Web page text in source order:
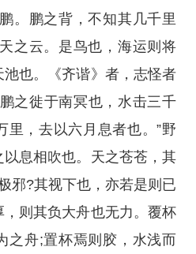
。鹏之背，不知其几千里
之云。是鸟也，海运则将
也。《齐谐》者，志怪者
之徙于南冥也，水击三千
里，去以六月息者也。”野
息相吹也。天之苍苍，其
邪?其视下也，亦若是则已
则其负大舟也无力。覆杯
之舟;置杯焉则胶，水浅而